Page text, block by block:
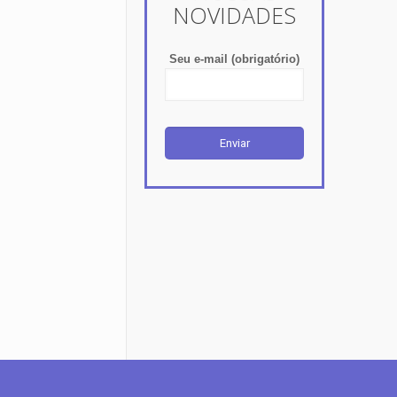
NOVIDADES
Seu e-mail (obrigatório)